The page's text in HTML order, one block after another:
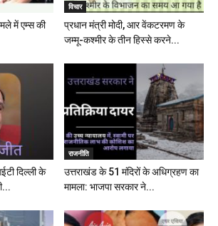
में एम्स की
विचार
प्रधान मंत्री मोदी, आर वेंकटरमण के
जम्मू-कश्मीर के तीन हिस्से करने...
दिल्ली के
राजनीति
उत्तराखंड के 51 मंदिरों के अधिग्रहण का
मामला: भाजपा सरकार ने...